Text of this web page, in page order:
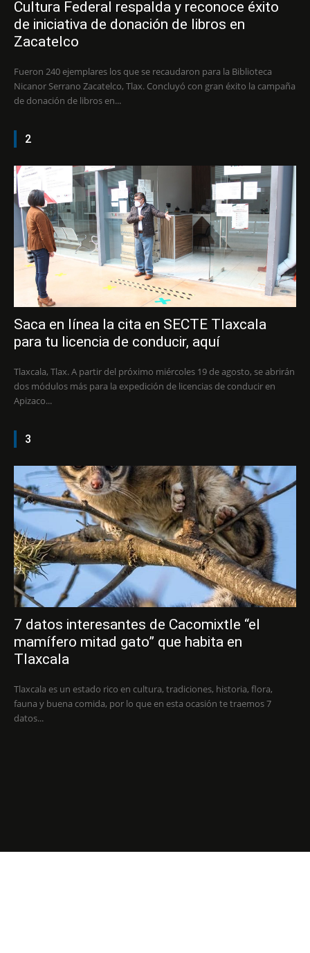
Cultura Federal respalda y reconoce éxito
de iniciativa de donación de libros en
Zacatelco
Fueron 240 ejemplares los que se recaudaron para la Biblioteca
Nicanor Serrano Zacatelco, Tlax. Concluyó con gran éxito la campaña
de donación de libros en...
2
Saca en línea la cita en SECTE Tlaxcala
para tu licencia de conducir, aquí
Tlaxcala, Tlax. A partir del próximo miércoles 19 de agosto, se abrirán
dos módulos más para la expedición de licencias de conducir en
Apizaco...
3
7 datos interesantes de Cacomixtle “el
mamífero mitad gato” que habita en
Tlaxcala
Tlaxcala es un estado rico en cultura, tradiciones, historia, flora,
fauna y buena comida, por lo que en esta ocasión te traemos 7
datos...